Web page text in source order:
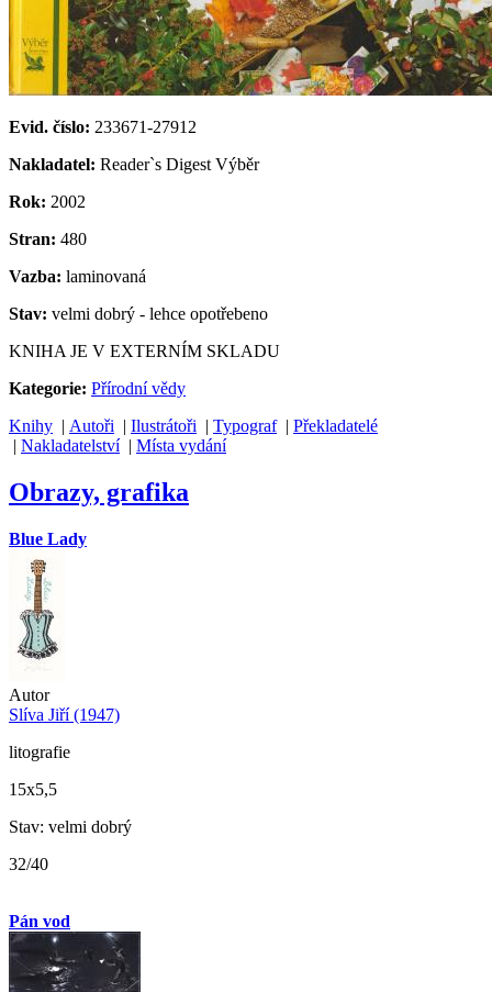
Evid. číslo: 233671-27912
Nakladatel: Reader`s Digest Výběr
Rok: 2002
Stran: 480
Vazba: laminovaná
Stav: velmi dobrý - lehce opotřebeno
KNIHA JE V EXTERNÍM SKLADU
Kategorie: Přírodní vědy
Knihy | Autoři | Ilustrátoři | Typograf| Překladatelé
| Nakladatelství| Místa vydání
Obrazy, grafika
Blue Lady
Autor
Slíva Jiří (1947)
litografie
15x5,5
Stav: velmi dobrý
32/40
Pán vod